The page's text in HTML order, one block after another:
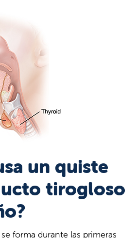
un quiste
tirogloso
forma durante las primeras